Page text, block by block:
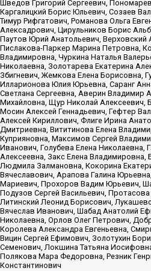
Шведов Григорий Сергеевич,
Каргалицкий Борис Юльевич, Созаев
Тимур Рифгатович, Романова Ольга
Алексадрович, Цирульников Борис
Паутов Юрий Анатольевич, Верховский
Пислакова-Паркер Марина Петровна,
Владимировна, Чуркина Наталья
Николаевна, Золотарева Екатерина
Збигневич, Жемкова Елена Борисовна,
Илларионова Юлия Юрьевна, Саранг
Светлана Сергеевна, Аверин Владимир
Михайловна, Щур Николай Алексеевич,
Мосин Алексей Геннадьевич, Гефтер
Алексей Кириллович, Флиге Ирина
Дмитриевна, Вититинова Елена
Куприяновна, Максимов Сергей
Иванович, Голубева Елена Николаевна,
Алексеевна, Закс Елена Владимировна,
Людмила Залмановна, Кокорина
Вячеславович, Арапова Галина
Мариевич, Прохоров Вадим Юрьевич,
Подузов Сергей Васильевич,
Литинский Леонид Борисович,
Вячеслав Иванович, Шабад Анатолий
Николаевна, Орлов Олег Петрович,
Королева Александра Евгеньевна,
Вицин Сергей Ефимович, Золотухин
Семенович, Локшина Татьяна
Полякова Мара Федоровна, Резник
Константинович